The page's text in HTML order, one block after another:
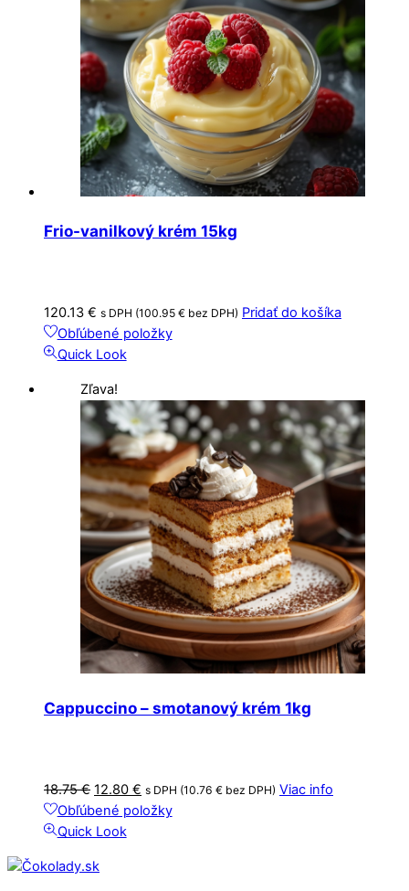
Frio-vanilkový krém 15kg
120.13 € s DPH (100.95 € bez DPH) Pridať do košíka
Obľúbené položky
Quick Look
Zľava!
Cappuccino – smotanový krém 1kg
18.75€ Pôvodná
cena
bola:
12.80 € Aktuálna
cena
s DPH (10.76 € bez DPH) Viac info
Obľúbené položky
Quick Look